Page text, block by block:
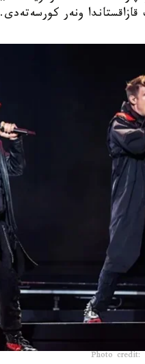
ونەر كورسەتەدى.
Photo credit: